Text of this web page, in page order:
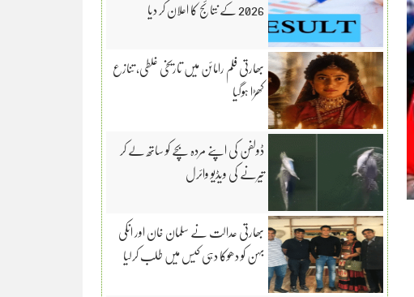
2026 کے نتائج کا اعلان کر دیا
بھارتی فلم رامائن میں تاریخی غلطی، تنازع
کھڑا ہوگیا
ڈولفن کی اپنے مردہ بچے کو ساتھ لے کر
تیرنے کی ویڈیو وائرل
بھارتی عدالت نے سلمان خان اور انکی
بہن کو دھوکا دہی کیس میں طلب کرلیا